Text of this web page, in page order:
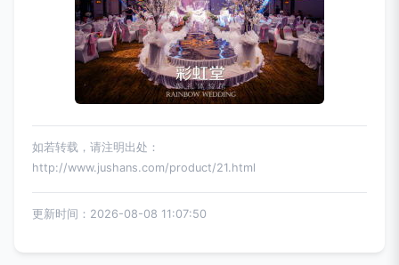
如若转载，请注明出处：
http://www.jushans.com/product/21.html
更新时间：2026-08-08 11:07:50